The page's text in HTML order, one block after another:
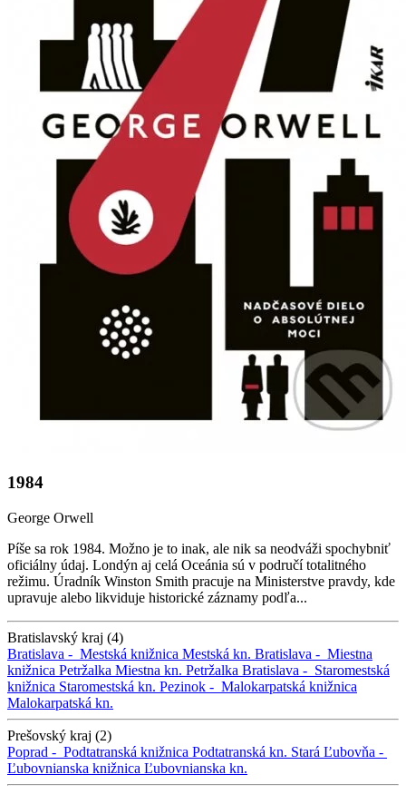
1984
George Orwell
Píše sa rok 1984. Možno je to inak, ale nik sa neodváži spochybniť
oficiálny údaj. Londýn aj celá Oceánia sú v područí totalitného
režimu. Úradník Winston Smith pracuje na Ministerstve pravdy, kde
upravuje alebo likviduje historické záznamy podľa...
Bratislavský kraj (4)
Bratislava - Mestská knižnica Mestská kn. Bratislava - Miestna
knižnica Petržalka Miestna kn. Petržalka Bratislava - Staromestská
knižnica Staromestská kn. Pezinok - Malokarpatská knižnica
Malokarpatská kn.
Prešovský kraj (2)
Poprad - Podtatranská knižnica Podtatranská kn. Stará Ľubovňa -
Ľubovnianska knižnica Ľubovnianska kn.